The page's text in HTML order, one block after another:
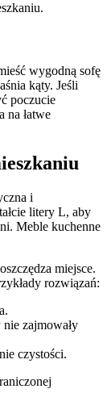
wygodną sofę
kąty. Jeśli
poczucie
na łatwe
i
litery L, aby
Meble kuchenne
miejsce.
rozwiązań:
zajmowały
czystości.